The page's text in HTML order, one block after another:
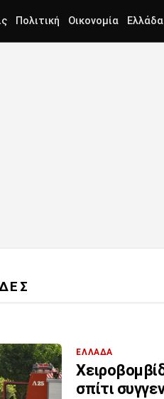
Πολιτική Οικονομία Ελλάδα
ΕΛΛΑΔΑ
σπίτι